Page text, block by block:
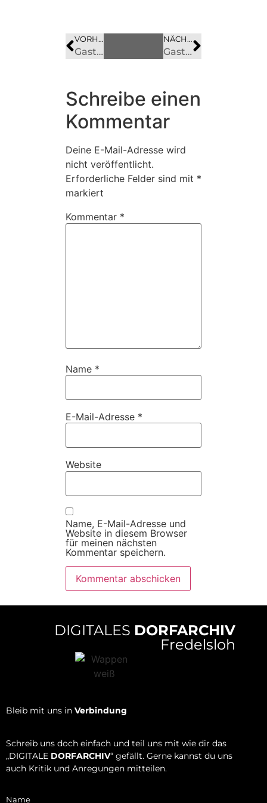
VORHERIGES
Gaststätten in Fredelsloh – früher und heute
NÄCHSTES
Gasthaus „Zum braunen Hirsch“
Schreibe einen
Kommentar
Deine E-Mail-Adresse wird
nicht veröffentlicht.
Erforderliche Felder sind mit *
markiert
Kommentar *
Name *
E-Mail-Adresse *
Website
Name, E-Mail-Adresse und
Website in diesem Browser
für meinen nächsten
Kommentar speichern.
DIGITALES DORFARCHIV
Fredelsloh
Bleib mit uns in Verbindung
Schreib uns doch einfach und teil uns mit wie dir das
„DIGITALE DORFARCHIV“ gefällt. Gerne kannst du uns
auch Kritik und Anregungen mitteilen.
Name